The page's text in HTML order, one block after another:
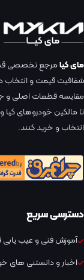
مای کیامرجع تخصصی
شفافیت قیمت و انتخاب
مقایسه قطعات اصلی و
تا مالکین خودروهای کیا و
انتخاب و خرید کنند.
دسترسی سریع
آموزش فنی و عیب یابی
اخبار و دانستنی های